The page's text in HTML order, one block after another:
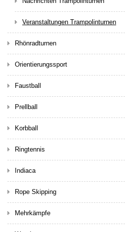
Veranstaltungen Trampolinturnen
Rhönradturnen
Orientierungssport
Faustball
Prellball
Korbball
Ringtennis
Indiaca
Rope Skipping
Mehrkämpfe